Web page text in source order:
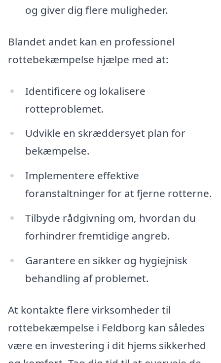
og giver dig flere muligheder.
Blandet andet kan en professionel
rottebekæmpelse hjælpe med at:
Identificere og lokalisere
rotteproblemet.
Udvikle en skræddersyet plan for
bekæmpelse.
Implementere effektive
foranstaltninger for at fjerne rotterne.
Tilbyde rådgivning om, hvordan du
forhindrer fremtidige angreb.
Garantere en sikker og hygiejnisk
behandling af problemet.
At kontakte flere virksomheder til
rottebekæmpelse i Feldborg kan således
være en investering i dit hjems sikkerhed